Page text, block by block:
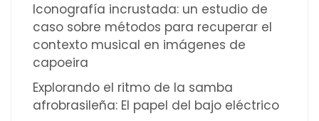
Iconografía incrustada: un estudio de
caso sobre métodos para recuperar el
contexto musical en imágenes de
capoeira
Explorando el ritmo de la samba
afrobrasileña: El papel del bajo eléctrico